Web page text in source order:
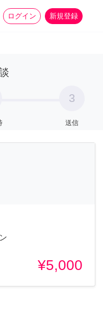
ログイン 新規登録
家事 more_horiz
3
送信
¥5,000